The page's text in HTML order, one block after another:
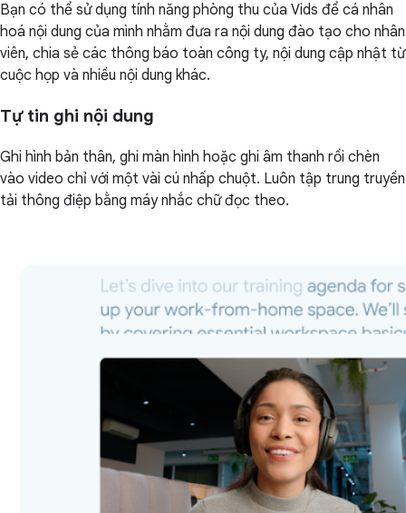
Bạn có thể sử dụng tính năng phòng thu của Vids để cá nhân
hoá nội dung của mình nhằm đưa ra nội dung đào tạo cho nhân
viên, chia sẻ các thông báo toàn công ty, nội dung cập nhật từ
cuộc họp và nhiều nội dung khác.
Tự tin ghi nội dung
Ghi hình bản thân, ghi màn hình hoặc ghi âm thanh rồi chèn
vào video chỉ với một vài cú nhấp chuột. Luôn tập trung truyền
tải thông điệp bằng máy nhắc chữ đọc theo.